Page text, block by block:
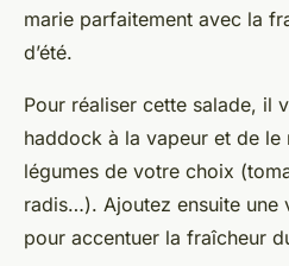
marie parfaitement avec la
d’été.
Pour réaliser cette salade, il
haddock à la vapeur et de le
légumes de votre choix
radis…). Ajoutez ensuite une
pour accentuer la fraîcheur